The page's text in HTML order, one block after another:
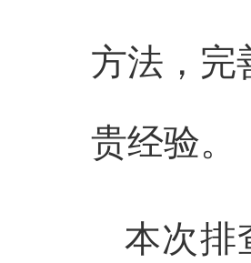
方法，完
贵经验。
本次排